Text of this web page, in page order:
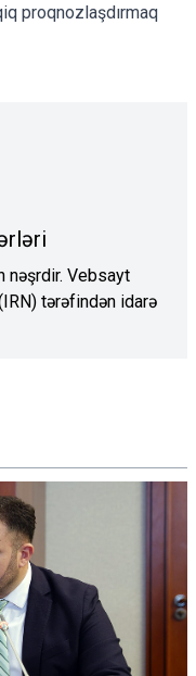
proqnozlaşdırmaq
nəşrdir. Vebsayt
tərəfindən idarə